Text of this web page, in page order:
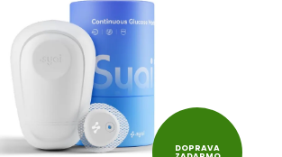
DOPRAVA